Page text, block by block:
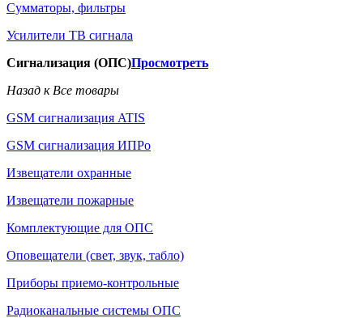
Сумматоры, фильтры
Усилители ТВ сигнала
Сигнализация (ОПС)Просмотреть
Назад к Все товары
GSM сигнализация ATIS
GSM сигнализация ИПРо
Извещатели охранные
Извещатели пожарные
Комплектующие для ОПС
Оповещатели (свет, звук, табло)
Приборы приемо-контрольные
Радиоканальные системы ОПС